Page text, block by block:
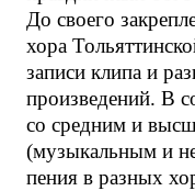
До своего
хора
записи клипа и
произведений. В
со средним и
(музыкальным и
пения в разных